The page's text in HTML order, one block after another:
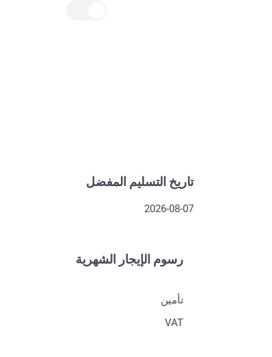
تاريخ التسليم المفضل
2026-08-07
رسوم الإيجار الشهرية
تأمين
VAT